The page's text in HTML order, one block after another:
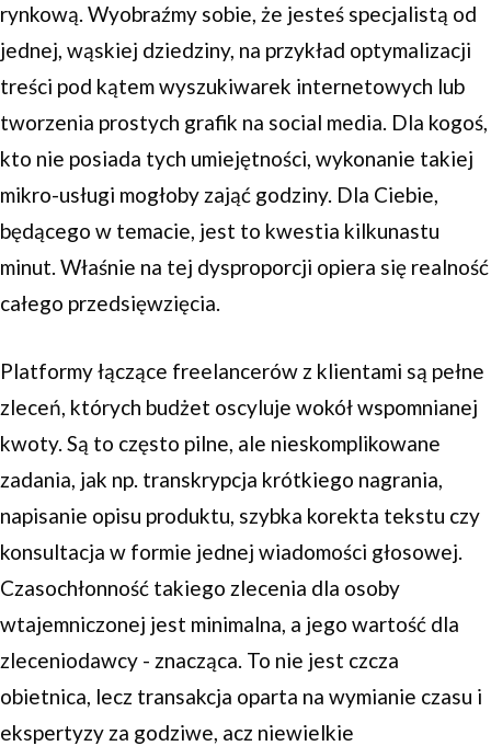
rynkową. Wyobraźmy sobie, że jesteś specjalistą od
jednej, wąskiej dziedziny, na przykład optymalizacji
treści pod kątem wyszukiwarek internetowych lub
tworzenia prostych grafik na social media. Dla kogoś,
kto nie posiada tych umiejętności, wykonanie takiej
mikro-usługi mogłoby zająć godziny. Dla Ciebie,
będącego w temacie, jest to kwestia kilkunastu
minut. Właśnie na tej dysproporcji opiera się realność
całego przedsięwzięcia.
Platformy łączące freelancerów z klientami są pełne
zleceń, których budżet oscyluje wokół wspomnianej
kwoty. Są to często pilne, ale nieskomplikowane
zadania, jak np. transkrypcja krótkiego nagrania,
napisanie opisu produktu, szybka korekta tekstu czy
konsultacja w formie jednej wiadomości głosowej.
Czasochłonność takiego zlecenia dla osoby
wtajemniczonej jest minimalna, a jego wartość dla
zleceniodawcy - znacząca. To nie jest czcza
obietnica, lecz transakcja oparta na wymianie czasu i
ekspertyzy za godziwe, acz niewielkie